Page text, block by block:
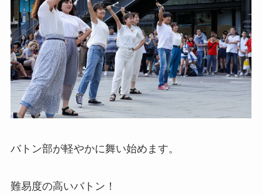
バトン部が軽やかに舞い始めます。
難易度の高いバトン！